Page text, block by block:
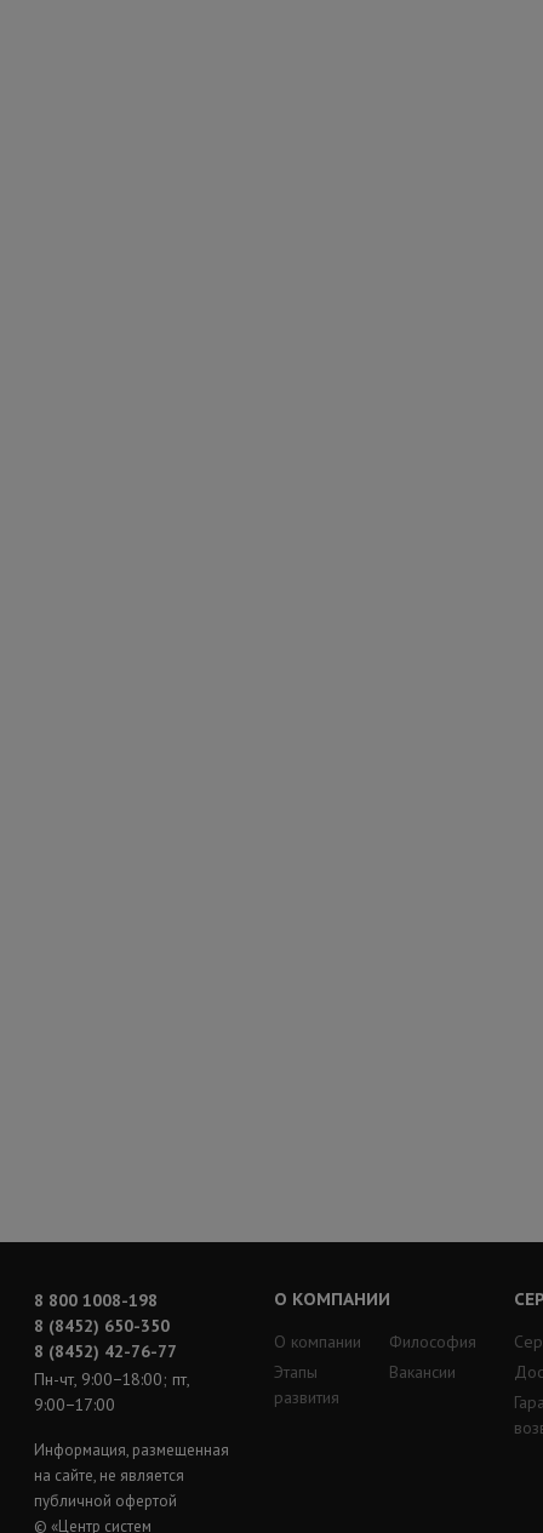
8 800 1008-198
8 (8452) 650-350
8 (8452) 42-76-77
Пн-чт, 9:00−18:00; пт,
9:00−17:00
Информация, размещенная
на сайте, не является
публичной офертой
© «Центр систем
О КОМПАНИИ
О компании
Этапы
развития
Философия
Вакансии